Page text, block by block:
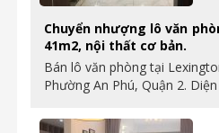
Chuyển nhượng lô văn
41m2, nội thất cơ bản.
Bán lô văn phòng tại
Phường An Phú, Quận 2.